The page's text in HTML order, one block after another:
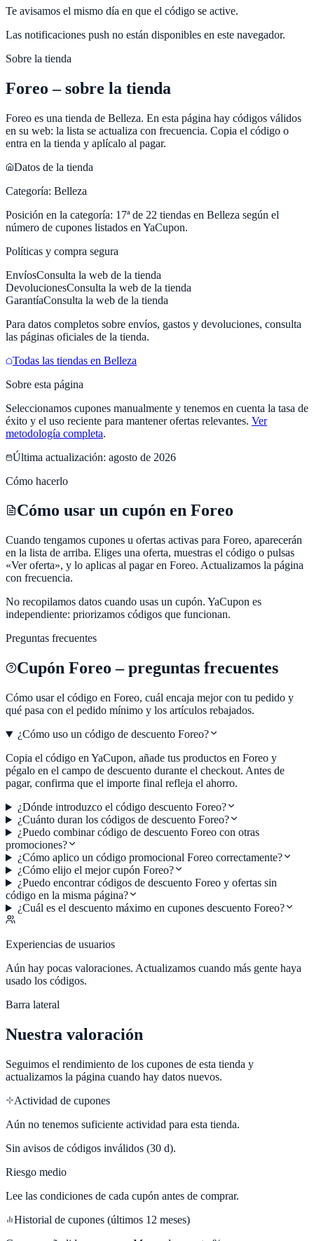
Te avisamos el mismo día en que el código se active.
Las notificaciones push no están disponibles en este navegador.
Sobre la tienda
Foreo – sobre la tienda
Foreo es una tienda de Belleza. En esta página hay códigos válidos
en su web: la lista se actualiza con frecuencia. Copia el código o
entra en la tienda y aplícalo al pagar.
Datos de la tienda
Categoría: Belleza
Posición en la categoría: 17ª de 22 tiendas en Belleza según el
número de cupones listados en YaCupon.
Políticas y compra segura
EnvíosConsulta la web de la tienda
DevolucionesConsulta la web de la tienda
GarantíaConsulta la web de la tienda
Para datos completos sobre envíos, gastos y devoluciones, consulta
las páginas oficiales de la tienda.
Todas las tiendas en Belleza
Sobre esta página
Seleccionamos cupones manualmente y tenemos en cuenta la tasa de
éxito y el uso reciente para mantener ofertas relevantes. Ver
metodología completa.
Última actualización: agosto de 2026
Cómo hacerlo
Cómo usar un cupón en Foreo
Cuando tengamos cupones u ofertas activas para Foreo, aparecerán
en la lista de arriba. Eliges una oferta, muestras el código o pulsas
«Ver oferta», y lo aplicas al pagar en Foreo. Actualizamos la página
con frecuencia.
No recopilamos datos cuando usas un cupón. YaCupon es
independiente: priorizamos códigos que funcionan.
Preguntas frecuentes
Cupón Foreo – preguntas frecuentes
Cómo usar el código en Foreo, cuál encaja mejor con tu pedido y
qué pasa con el pedido mínimo y los artículos rebajados.
¿Cómo uso un código de descuento Foreo?
Copia el código en YaCupon, añade tus productos en Foreo y
pégalo en el campo de descuento durante el checkout. Antes de
pagar, confirma que el importe final refleja el ahorro.
¿Dónde introduzco el código descuento Foreo?
¿Cuánto duran los códigos de descuento Foreo?
¿Puedo combinar código de descuento Foreo con otras
promociones?
¿Cómo aplico un código promocional Foreo correctamente?
¿Cómo elijo el mejor cupón Foreo?
¿Puedo encontrar códigos de descuento Foreo y ofertas sin
código en la misma página?
¿Cuál es el descuento máximo en cupones descuento Foreo?
Experiencias de usuarios
Aún hay pocas valoraciones. Actualizamos cuando más gente haya
usado los códigos.
Barra lateral
Nuestra valoración
Seguimos el rendimiento de los cupones de esta tienda y
actualizamos la página cuando hay datos nuevos.
Actividad de cupones
Aún no tenemos suficiente actividad para esta tienda.
Sin avisos de códigos inválidos (30 d).
Riesgo medio
Lee las condiciones de cada cupón antes de comprar.
Historial de cupones (últimos 12 meses)